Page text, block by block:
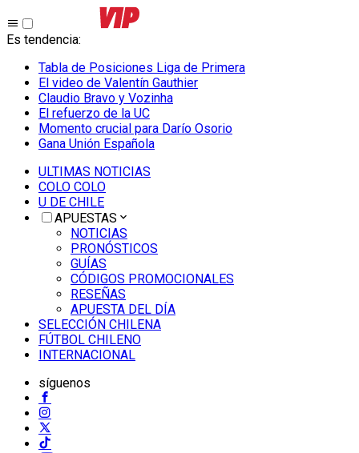
Es tendencia:
Tabla de Posiciones Liga de Primera
El video de Valentín Gauthier
Claudio Bravo y Vozinha
El refuerzo de la UC
Momento crucial para Darío Osorio
Gana Unión Española
ULTIMAS NOTICIAS
COLO COLO
U DE CHILE
APUESTAS
NOTICIAS
PRONÓSTICOS
GUÍAS
CÓDIGOS PROMOCIONALES
RESEÑAS
APUESTA DEL DÍA
SELECCIÓN CHILENA
FÚTBOL CHILENO
INTERNACIONAL
síguenos